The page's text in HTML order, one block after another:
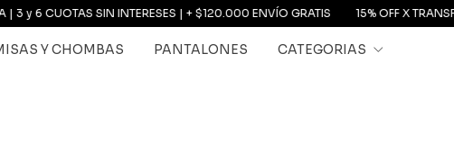
| + $120.000 ENVÍO GRATIS 15% OFF X TRANSFERENCIA | 3 y 6
Y CHOMBAS PANTALONES
CATEGORIAS